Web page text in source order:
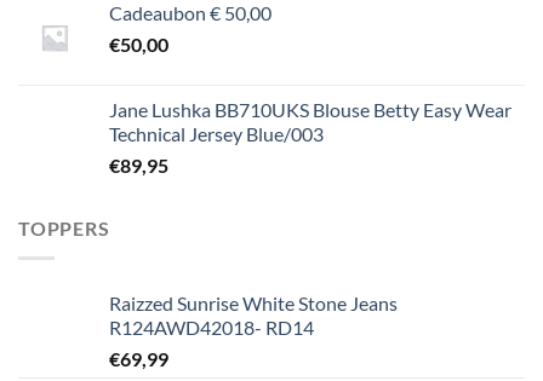
Cadeaubon € 50,00
€50,00
Jane Lushka BB710UKS Blouse Betty Easy Wear
Technical Jersey Blue/003
€89,95
TOPPERS
Raizzed Sunrise White Stone Jeans
R124AWD42018- RD14
€69,99